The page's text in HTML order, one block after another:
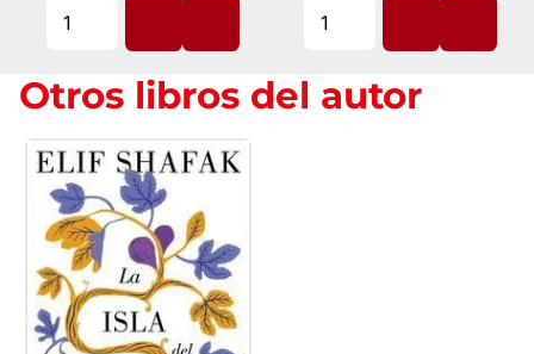
Otros libros del autor